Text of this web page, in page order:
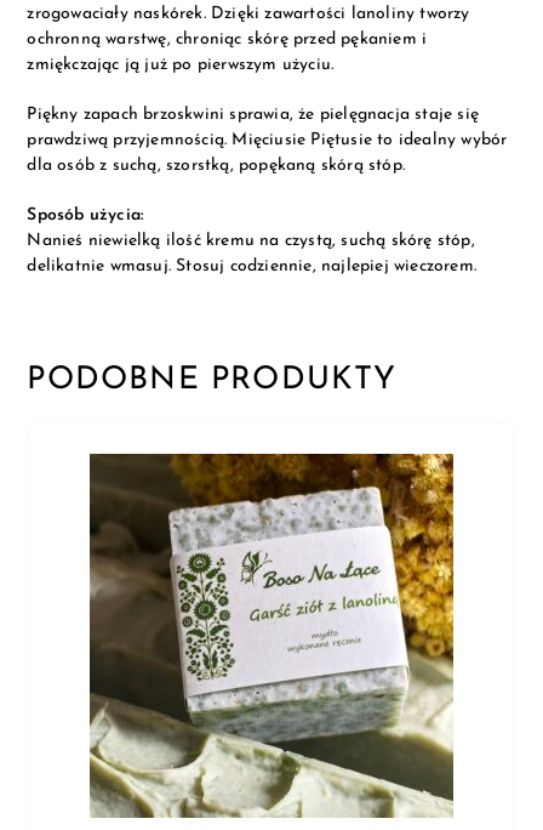
zrogowaciały naskórek. Dzięki zawartości lanoliny tworzy
ochronną warstwę, chroniąc skórę przed pękaniem i
zmiękczając ją już po pierwszym użyciu.
Piękny zapach brzoskwini sprawia, że pielęgnacja staje się
prawdziwą przyjemnością. Mięciusie Piętusie to idealny wybór
dla osób z suchą, szorstką, popękaną skórą stóp.
Sposób użycia:
Nanieś niewielką ilość kremu na czystą, suchą skórę stóp,
delikatnie wmasuj. Stosuj codziennie, najlepiej wieczorem.
PODOBNE PRODUKTY